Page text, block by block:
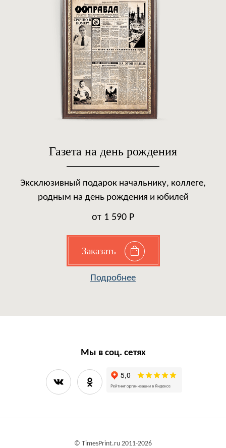
Газета на день рождения
Эксклюзивный подарок начальнику, коллеге,
родным на день рождения и юбилей
от 1 590 Р
Заказать
Подробнее
Мы в соц. сетях
© TimesPrint.ru 2011-2026